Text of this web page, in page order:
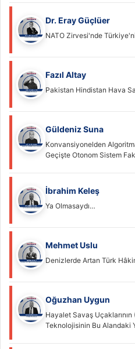
Dr. Eray Güçlüer
NATO Zirvesi'nde
Fazıl Altay
Pakistan Hindistan Hava
Güldeniz Suna
Konvansiyonelden
Geçişte Otonom Sistem
İbrahim Keleş
Ya Olmasaydı…
Mehmet Uslu
Denizlerde Artan Türk
Oğuzhan Uygun
Hayalet Savaş
Teknolojisinin Bu Alandaki